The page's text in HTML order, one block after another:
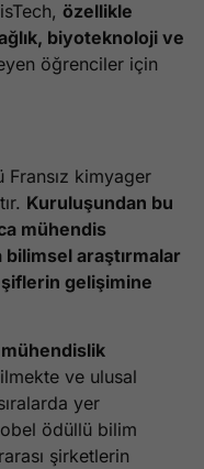
özellikle
biyoteknoloji ve
öğrenciler için
Fransız kimyager
Kuruluşundan bu
mühendis
araştırmalar
gelişimine
ve ulusal
yer
ödüllü bilim
şirketlerin